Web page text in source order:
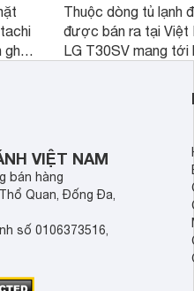
ghi
ứng
gia
Thuộc dòng tủ lạnh
được bán ra tại Việt
LG T30SV mang tới
mức giá bán dễ
nhiều khách hàng
VIỆT NAM
bán hàng
Quan, Đống Đa,
số 0106373516,